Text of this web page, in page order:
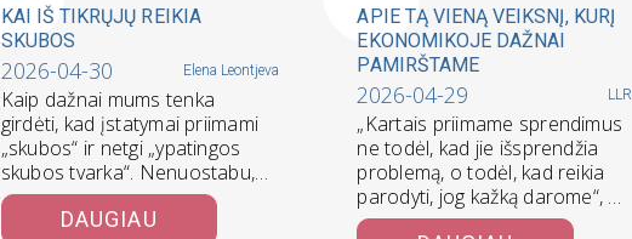
KAI IŠ TIKRŲJŲ REIKIA
SKUBOS
2026-04-30 Elena Leontjeva
Kaip dažnai mums tenka
girdėti, kad įstatymai priimami
„skubos“ ir netgi „ypatingos
skubos tvarka“. Nenuostabu,
kad šitaip skubant, neretai
priskaldoma…
DAUGIAU
APIE TĄ VIENĄ VEIKSNĮ, KURĮ
EKONOMIKOJE DAŽNAI
PAMIRŠTAME
2026-04-29 LLRI
„Kartais priimame sprendimus
ne todėl, kad jie išsprendžia
problemą, o todėl, kad reikia
parodyti, jog kažką darome“, –
laidoje sako…